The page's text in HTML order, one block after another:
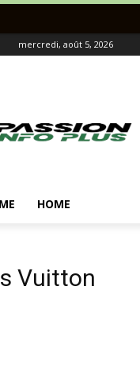
mercredi, août 5, 2026
HOME
Vuitton